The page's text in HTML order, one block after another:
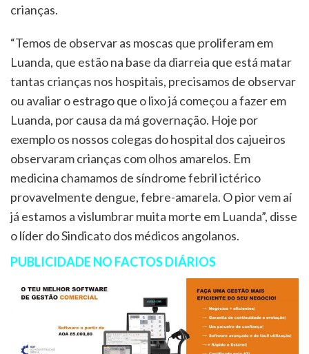
crianças.
“Temos de observar as moscas que proliferam em
Luanda, que estão na base da diarreia que está matar
tantas crianças nos hospitais, precisamos de observar
ou avaliar o estrago que o lixo já começou a fazer em
Luanda, por causa da má governação. Hoje por
exemplo os nossos colegas do hospital dos cajueiros
observaram crianças com olhos amarelos. Em
medicina chamamos de síndrome febril ictérico
provavelmente dengue, febre-amarela. O pior vem aí
já estamos a vislumbrar muita morte em Luanda”, disse
o líder do Sindicato dos médicos angolanos.
PUBLICIDADE NO FACTOS DIÁRIOS